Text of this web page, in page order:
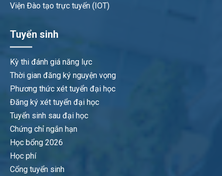
Viện Đào tạo trực tuyến (IOT)
Tuyển sinh
Kỳ thi đánh giá năng lực
Thời gian đăng ký nguyện vọng
Phương thức xét tuyển đại học
Đăng ký xét tuyển đại học
Tuyển sinh sau đại học
Chứng chỉ ngắn hạn
Học bổng 2026
Học phí
Cổng tuyển sinh